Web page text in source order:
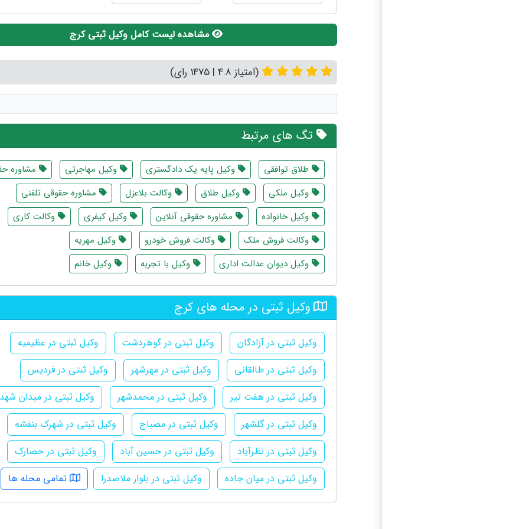
مشاهده لیست کامل وکیل ثبتی کرج
(امتیاز 4.8 | 1475 رای)
تگ های مرتبط
طلاق توافقی وکیل پایه یک دادگستری وکیل مهاجرتی
مشاوره
وکیل ملکی
وکیل طلاق وکالت بلاعزل
مشاوره حقوقی تلفنی
وکیل خانواده
مشاوره حقوقی آنلاین وکیل کیفری
وکالت کاری
وکالت فروش ملک
وکالت فروش خودرو
وکیل مهریه
وکیل دیوان عدالت اداری
وکیل با تجربه وکیل خانم
وکیل ثبتی در محله های کرج
وکیل ثبتی در آزادگان وکیل ثبتی در گوهردشت
وکیل ثبتی در عظیمیه
وکیل ثبتی در طالقانی
وکیل ثبتی در مهرشهر
وکیل ثبتی در فردیس
وکیل ثبتی در هفت تیر
وکیل ثبتی در محمدشهر
وکیل ثبتی در میدان
وکیل ثبتی در گلشهر
وکیل ثبتی در مصباح
وکیل ثبتی در شهرک بنفشه
وکیل ثبتی در نظرآباد
وکیل ثبتی در حسین آباد
وکیل ثبتی در حصارک
وکیل ثبتی در میان جاده
وکیل ثبتی در بلوار ملاصدرا تمامی محله ها